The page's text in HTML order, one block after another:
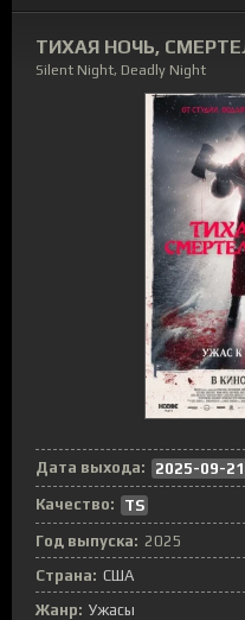
ТИХАЯ НОЧЬ,
Silent Night, Deadly Night
Дата выхода:
2025-09-21
Качество:
TS
Год выпуска: 2025
Страна: США
Жанр: Ужасы